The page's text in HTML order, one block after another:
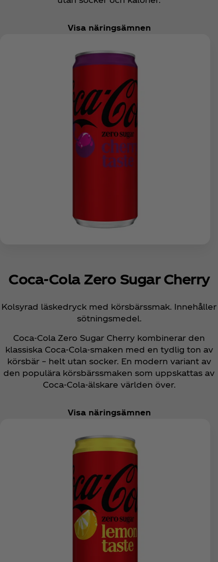
Visa näringsämnen
Coca‑Cola Zero Sugar Cherry
Kolsyrad läskedryck med körsbärssmak. Innehåller
sötningsmedel.
Coca‑Cola Zero Sugar Cherry kombinerar den
klassiska Coca‑Cola‑smaken med en tydlig ton av
körsbär – helt utan socker. En modern variant av
den populära körsbärssmaken som uppskattas av
Coca‑Cola‑älskare världen över.
Visa näringsämnen